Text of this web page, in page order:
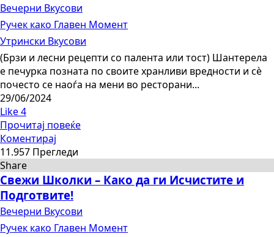
Вечерни Вкусови
Ручек како Главен Момент
Утрински Вкусови
(Брзи и лесни рецепти со палента или тост) Шантерела
е печурка позната по своите хранливи вредности и сè
почесто се наоѓа на мени во ресторани...
29/06/2024
Like4
Прочитај повеќе
Коментирај
11.957 Прегледи
Share
Свежи Школки – Како да ги Исчистите и
Подготвите!
Вечерни Вкусови
Ручек како Главен Момент